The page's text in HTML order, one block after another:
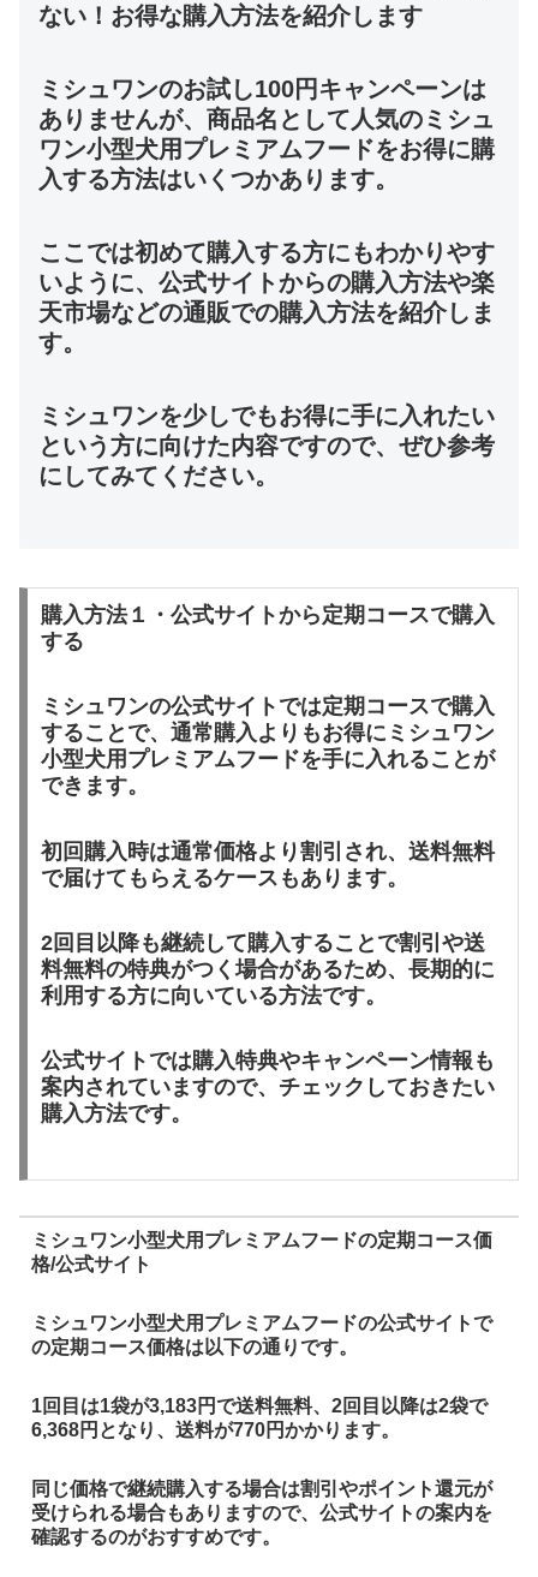
ない！お得な購入方法を紹介します
ミシュワンのお試し100円キャンペーンは
ありませんが、商品名として人気のミシュ
ワン小型犬用プレミアムフードをお得に購
入する方法はいくつかあります。
ここでは初めて購入する方にもわかりやす
いように、公式サイトからの購入方法や楽
天市場などの通販での購入方法を紹介しま
す。
ミシュワンを少しでもお得に手に入れたい
という方に向けた内容ですので、ぜひ参考
にしてみてください。
購入方法１・公式サイトから定期コースで購入
する
ミシュワンの公式サイトでは定期コースで購入
することで、通常購入よりもお得にミシュワン
小型犬用プレミアムフードを手に入れることが
できます。
初回購入時は通常価格より割引され、送料無料
で届けてもらえるケースもあります。
2回目以降も継続して購入することで割引や送
料無料の特典がつく場合があるため、長期的に
利用する方に向いている方法です。
公式サイトでは購入特典やキャンペーン情報も
案内されていますので、チェックしておきたい
購入方法です。
ミシュワン小型犬用プレミアムフードの定期コース価
格/公式サイト
ミシュワン小型犬用プレミアムフードの公式サイトで
の定期コース価格は以下の通りです。
1回目は1袋が3,183円で送料無料、2回目以降は2袋で
6,368円となり、送料が770円かかります。
同じ価格で継続購入する場合は割引やポイント還元が
受けられる場合もありますので、公式サイトの案内を
確認するのがおすすめです。